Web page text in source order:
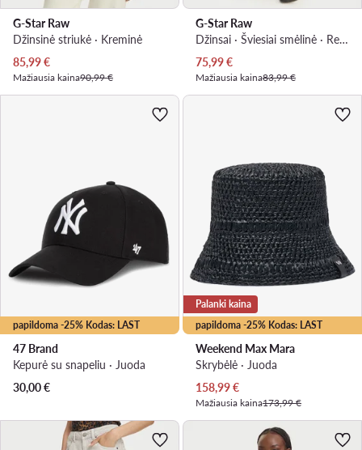
G-Star Raw
Džinsinė striukė · Kreminė
Dabartinė kaina
85,99€
Mažiausia kaina90,99 €
G-Star Raw
Džinsai · Šviesiai smėlinė · Relaxed Fit
Dabartinė kaina
75,99€
Mažiausia kaina83,99 €
papildoma -25% Kodas: LAST
47 Brand
Kepurė su snapeliu · Juoda
30,00€
papildoma -25% Kodas: LAST
Palanki kaina
Weekend Max Mara
Skrybėlė · Juoda
Dabartinė kaina
158,99€
Mažiausia kaina173,99 €